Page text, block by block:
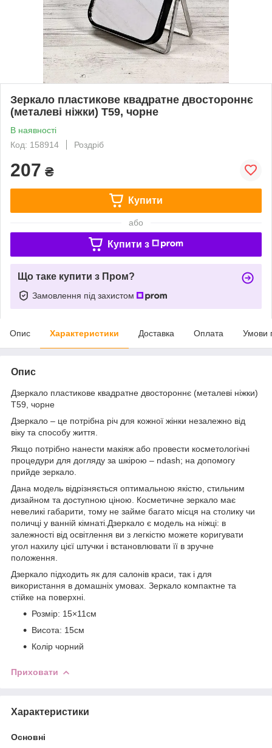
Зеркало пластикове квадратне двостороннє
(металеві ніжки) T59, чорне
В наявності
Код: 158914
Роздріб
207 ₴
Купити
або
Купити з
Що таке купити з Пром?
Замовлення під захистом
Опис Характеристики Доставка Оплата Умови
Опис
Дзеркало пластикове квадратне двостороннє (металеві ніжки)
T59, чорне
Дзеркало – це потрібна річ для кожної жінки незалежно від
віку та способу життя.
Якщо потрібно нанести макіяж або провести косметологічні
процедури для догляду за шкірою – ndash; на допомогу
прийде зеркало.
Дана модель відрізняється оптимальною якістю, стильним
дизайном та доступною ціною. Косметичне зеркало має
невеликі габарити, тому не займе багато місця на столику чи
поличці у ванній кімнаті.Дзеркало є модель на ніжці: в
залежності від освітлення ви з легкістю можете коригувати
угол нахилу цієї штучки і встановлювати її в зручне
положення.
Дзеркало підходить як для салонів краси, так і для
використання в домашніх умовах. Зеркало компактне та
стійке на поверхні.
Розмір: 15×11см
Висота: 15см
Колір чорний
Приховати
Характеристики
Основні